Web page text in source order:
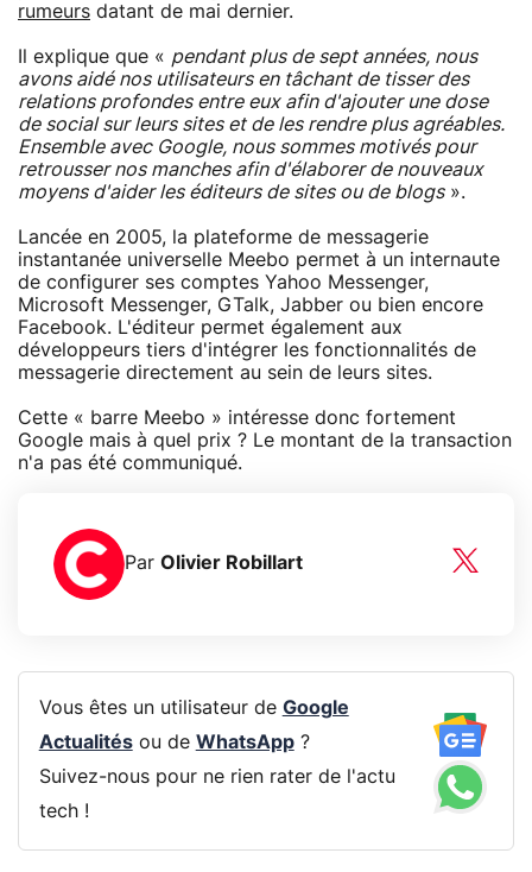
rumeurs datant de mai dernier.
Il explique que « pendant plus de sept années, nous
avons aidé nos utilisateurs en tâchant de tisser des
relations profondes entre eux afin d'ajouter une dose
de social sur leurs sites et de les rendre plus agréables.
Ensemble avec Google, nous sommes motivés pour
retrousser nos manches afin d'élaborer de nouveaux
moyens d'aider les éditeurs de sites ou de blogs».
Lancée en 2005, la plateforme de messagerie
instantanée universelle Meebo permet à un internaute
de configurer ses comptes Yahoo Messenger,
Microsoft Messenger, GTalk, Jabber ou bien encore
Facebook. L'éditeur permet également aux
développeurs tiers d'intégrer les fonctionnalités de
messagerie directement au sein de leurs sites.
Cette « barre Meebo » intéresse donc fortement
Google mais à quel prix ? Le montant de la transaction
n'a pas été communiqué.
Par Olivier Robillart
Vous êtes un utilisateur de Google
Actualitésou de WhatsApp?
Suivez-nous pour ne rien rater de l'actu
tech !